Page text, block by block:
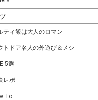
ティ飯は大人のロマン
トドア名人の外遊び＆メシ
5選
レポ
To